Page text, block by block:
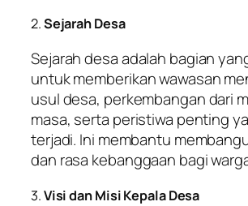
2.Sejarah Desa
Sejarah desa adalah bagian
untuk memberikan wawasan
usul desa, perkembangan dari
masa, serta peristiwa penting
terjadi. Ini membantu
dan rasa kebanggaan bagi
3.Visi dan Misi Kepala Desa